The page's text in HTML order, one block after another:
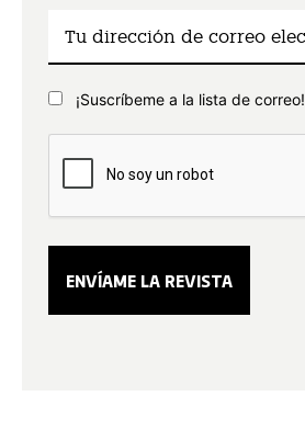
¡Suscríbeme a la lista de correo!